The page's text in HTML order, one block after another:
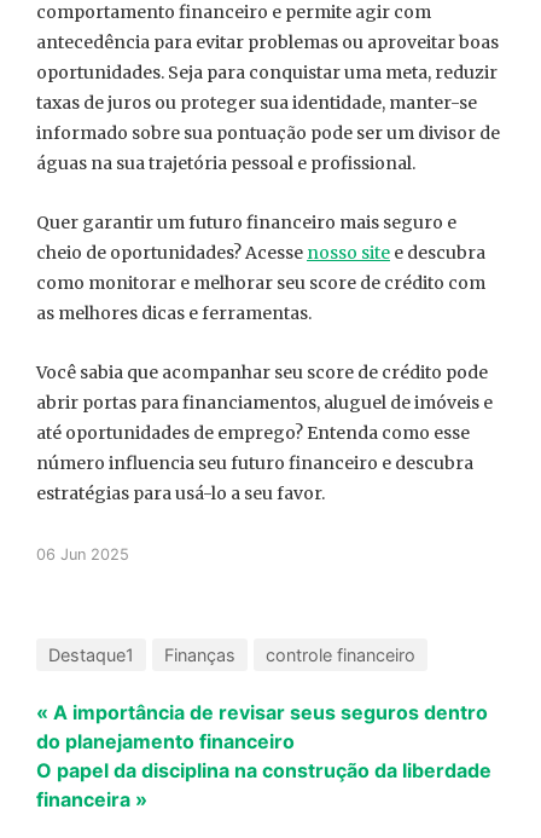
comportamento financeiro e permite agir com
antecedência para evitar problemas ou aproveitar boas
oportunidades. Seja para conquistar uma meta, reduzir
taxas de juros ou proteger sua identidade, manter-se
informado sobre sua pontuação pode ser um divisor de
águas na sua trajetória pessoal e profissional.
Quer garantir um futuro financeiro mais seguro e
cheio de oportunidades? Acesse nosso site e descubra
como monitorar e melhorar seu score de crédito com
as melhores dicas e ferramentas.
Você sabia que acompanhar seu score de crédito pode
abrir portas para financiamentos, aluguel de imóveis e
até oportunidades de emprego? Entenda como esse
número influencia seu futuro financeiro e descubra
estratégias para usá-lo a seu favor.
06 Jun 2025
Destaque1 Finanças controle financeiro
« A importância de revisar seus seguros dentro
do planejamento financeiro
O papel da disciplina na construção da liberdade
financeira »